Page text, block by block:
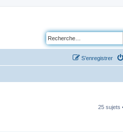
S’enregistrer
25 sujets